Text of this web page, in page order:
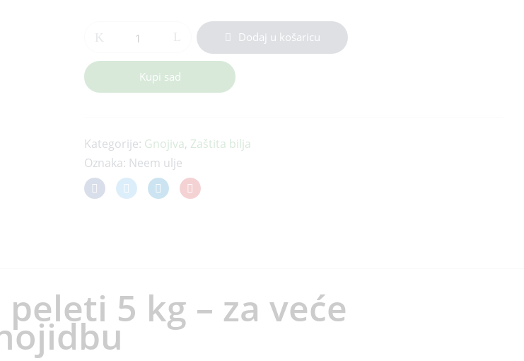
peleti
kg
količina
Dodaj u košaricu
Kupi sad
Kategorije: Gnojiva, Zaštita bilja
Oznaka: Neem ulje
5 kg – za veće